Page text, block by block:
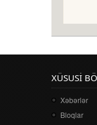
XÜSUSI
Xəbərlər
Bloqlar